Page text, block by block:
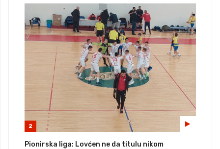
2
Pionirska liga: Lovćen ne da titulu nikom